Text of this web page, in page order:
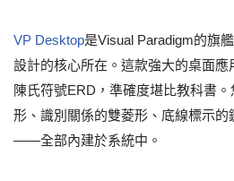
VP Desktop是Visual Paradigm的旗
設計的核心所在。這款強大的桌面
陳氏符號ERD，準確度堪比教科書
形、識別關係的雙菱形、底線標示
——全部內建於系統中。